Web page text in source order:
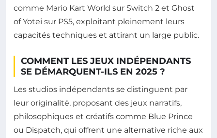
comme Mario Kart World sur Switch 2 et Ghost
of Yotei sur PS5, exploitant pleinement leurs
capacités techniques et attirant un large public.
COMMENT LES JEUX INDÉPENDANTS
SE DÉMARQUENT-ILS EN 2025 ?
Les studios indépendants se distinguent par
leur originalité, proposant des jeux narratifs,
philosophiques et créatifs comme Blue Prince
ou Dispatch, qui offrent une alternative riche aux